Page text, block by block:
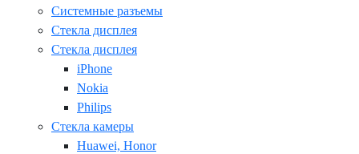
Системные разъемы
Стекла дисплея
Стекла дисплея
iPhone
Nokia
Philips
Стекла камеры
Huawei, Honor